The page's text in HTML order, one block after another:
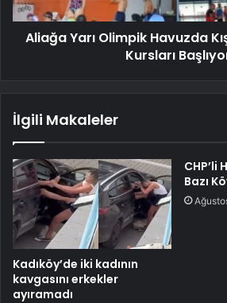
Aliağa Yarı Olimpik Havuzda
Kursları
İlgili Makaleler
Kadıköy’de iki kadının
kavgasını erkekler
ayıramadı
CHP’li
Bazı